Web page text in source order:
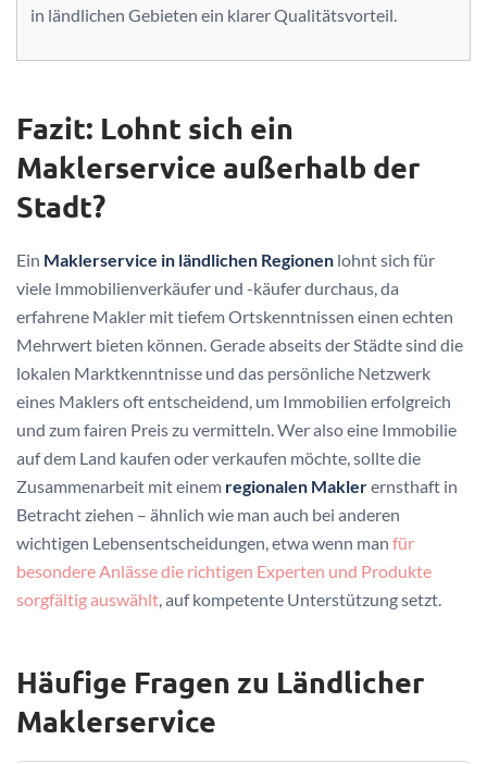
in ländlichen Gebieten ein klarer Qualitätsvorteil.
Fazit: Lohnt sich ein
Maklerservice außerhalb der
Stadt?
Ein Maklerservice in ländlichen Regionen lohnt sich für
viele Immobilienverkäufer und -käufer durchaus, da
erfahrene Makler mit tiefem Ortskenntnissen einen echten
Mehrwert bieten können. Gerade abseits der Städte sind die
lokalen Marktkenntnisse und das persönliche Netzwerk
eines Maklers oft entscheidend, um Immobilien erfolgreich
und zum fairen Preis zu vermitteln. Wer also eine Immobilie
auf dem Land kaufen oder verkaufen möchte, sollte die
Zusammenarbeit mit einem regionalen Maklerernsthaft in
Betracht ziehen – ähnlich wie man auch bei anderen
wichtigen Lebensentscheidungen, etwa wenn man für
besondere Anlässe die richtigen Experten und Produkte
sorgfältig auswählt, auf kompetente Unterstützung setzt.
Häufige Fragen zu Ländlicher
Maklerservice